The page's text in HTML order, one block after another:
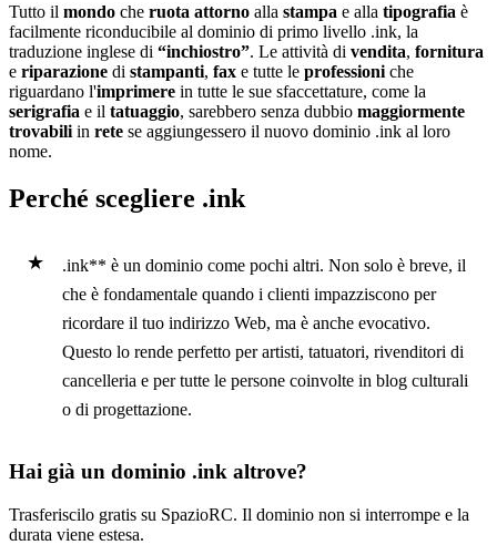
Tutto il mondo che ruota attorno alla stampa e alla tipografia è
facilmente riconducibile al dominio di primo livello .ink, la
traduzione inglese di “inchiostro”. Le attività di vendita, fornitura
e riparazione di stampanti, fax e tutte le professioni che
riguardano l'imprimere in tutte le sue sfaccettature, come la
serigrafia e il tatuaggio, sarebbero senza dubbio maggiormente
trovabili in rete se aggiungessero il nuovo dominio .ink al loro
nome.
Perché scegliere .ink
.ink** è un dominio come pochi altri. Non solo è breve, il
che è fondamentale quando i clienti impazziscono per
ricordare il tuo indirizzo Web, ma è anche evocativo.
Questo lo rende perfetto per artisti, tatuatori, rivenditori di
cancelleria e per tutte le persone coinvolte in blog culturali
o di progettazione.
Hai già un dominio .ink altrove?
Trasferiscilo gratis su SpazioRC. Il dominio non si interrompe e la
durata viene estesa.